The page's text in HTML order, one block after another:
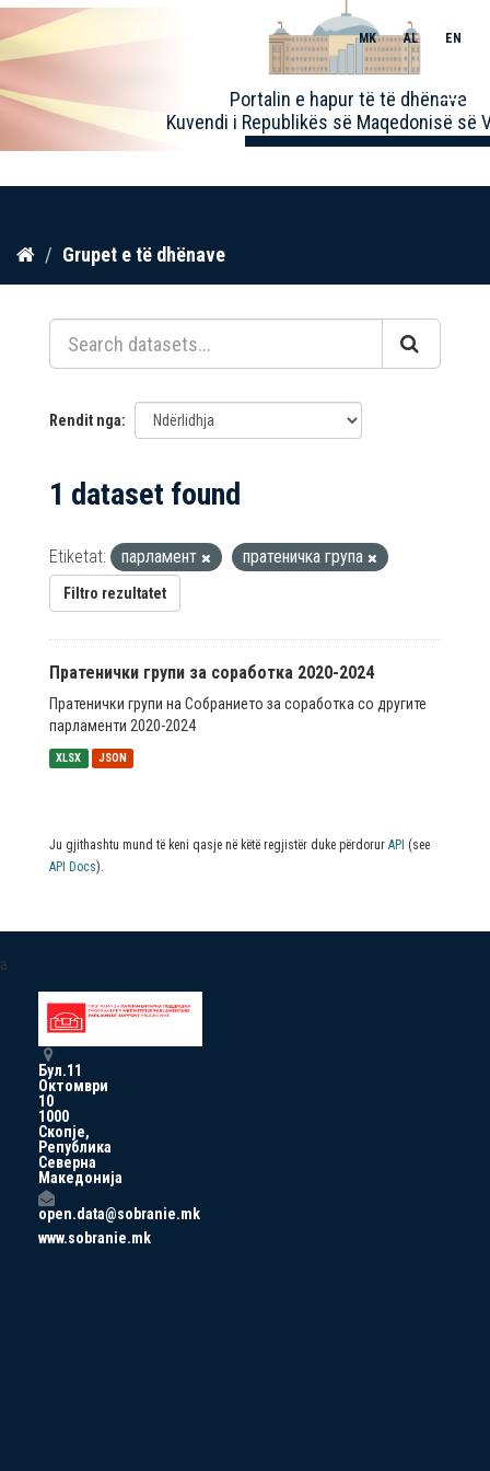
Kalo
përmbajtja
Portalin e hapur të të dhënave
Kuvendi i Republikës së Maqedonisë së
MK AL EN
Toggle
Grupet e të dhënave
Rendit nga
1 dataset found
Etiketat: парламент пратеничка група
Filtro rezultatet
Пратенички групи за соработка 2020-2024
Пратенички групи на Собранието за соработка со другите
парламенти 2020-2024
XLSX JSON
Ju gjithashtu mund të keni qasje në këtë regjistër duke përdorur API (see
API Docs).
a
Бул.11
Октомври
10
1000
Скопје,
Република
Северна
Македонија
open.data@sobranie.mk
www.sobranie.mk